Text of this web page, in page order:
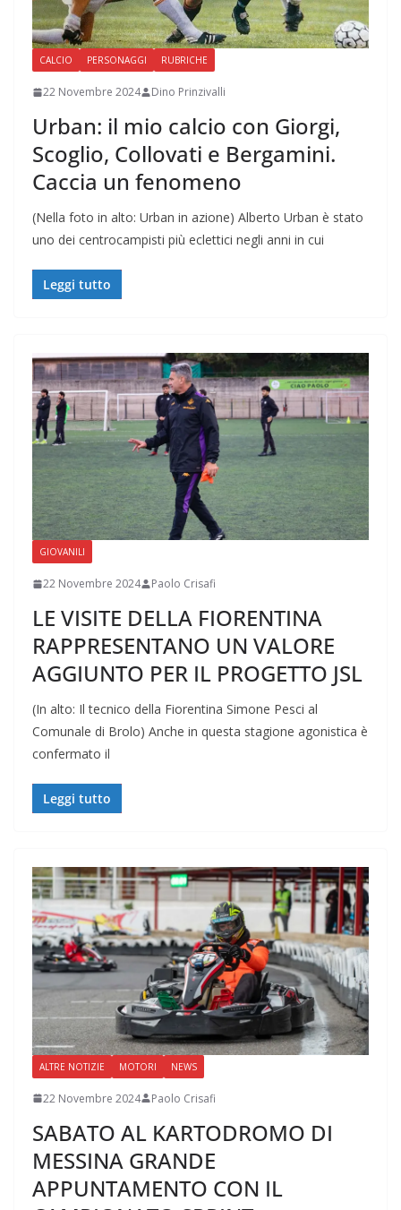
CALCIO PERSONAGGI RUBRICHE
22 Novembre 2024 Dino Prinzivalli
Urban: il mio calcio con Giorgi,
Scoglio, Collovati e Bergamini.
Caccia un fenomeno
(Nella foto in alto: Urban in azione) Alberto Urban è stato
uno dei centrocampisti più eclettici negli anni in cui
Leggi tutto
GIOVANILI
22 Novembre 2024 Paolo Crisafi
LE VISITE DELLA FIORENTINA
RAPPRESENTANO UN VALORE
AGGIUNTO PER IL PROGETTO JSL
(In alto: Il tecnico della Fiorentina Simone Pesci al
Comunale di Brolo) Anche in questa stagione agonistica è
confermato il
Leggi tutto
ALTRE NOTIZIE MOTORI NEWS
22 Novembre 2024 Paolo Crisafi
SABATO AL KARTODROMO DI
MESSINA GRANDE
APPUNTAMENTO CON IL